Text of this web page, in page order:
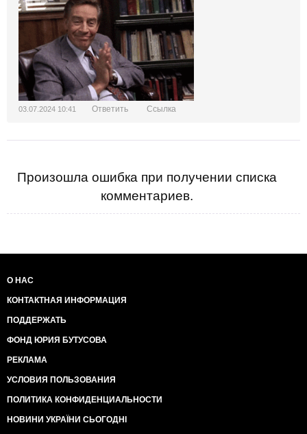
03.07.2024 10:41 Ответить Ссылка
Произошла ошибка при получении списка
комментариев.
О НАС
КОНТАКТНАЯ ИНФОРМАЦИЯ
ПОДДЕРЖАТЬ
ФОНД ЮРИЯ БУТУСОВА
РЕКЛАМА
УСЛОВИЯ ПОЛЬЗОВАНИЯ
ПОЛИТИКА КОНФИДЕНЦИАЛЬНОСТИ
НОВИНИ УКРАЇНИ СЬОГОДНІ